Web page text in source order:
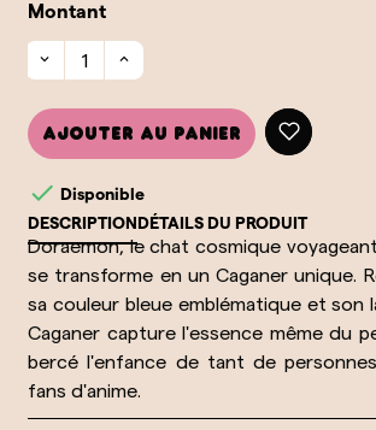
Montant
Ajouter au panier
 Disponible
DESCRIPTIONDÉTAILS DU PRODUIT
Doraemon, le chat cosmique
se transforme en un Caganer unique.
sa couleur bleue emblématique et son
Caganer capture l'essence même du
bercé l'enfance de tant de
fans d'anime.